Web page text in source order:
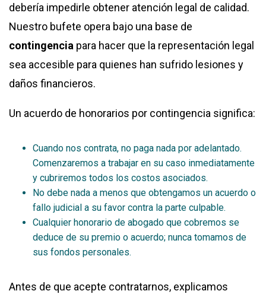
debería impedirle obtener atención legal de calidad.
Nuestro bufete opera bajo una base de
contingencia para hacer que la representación legal
sea accesible para quienes han sufrido lesiones y
daños financieros.
Un acuerdo de honorarios por contingencia significa:
Cuando nos contrata, no paga nada por adelantado.
Comenzaremos a trabajar en su caso inmediatamente
y cubriremos todos los costos asociados.
No debe nada a menos que obtengamos un acuerdo o
fallo judicial a su favor contra la parte culpable.
Cualquier honorario de abogado que cobremos se
deduce de su premio o acuerdo; nunca tomamos de
sus fondos personales.
Antes de que acepte contratarnos, explicamos